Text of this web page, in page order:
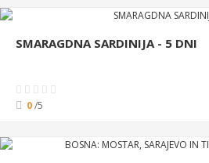
SMARAGDNA SARDINIJA - 5 DNI
0/5